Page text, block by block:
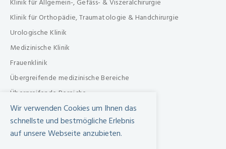
Klinik für Orthopädie, Traumatologie & Handchirurgie
Urologische Klinik
Medizinische Klinik
Frauenklinik
Übergreifende medizinische Bereiche
Übergreifende Bereiche
Beratungen & Dienste
Therapien
Pflegezentrum
Wir verwenden Cookies um Ihnen das
schnellste und bestmögliche Erlebnis
auf unsere Webseite anzubieten.